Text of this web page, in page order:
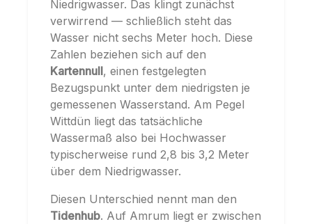
Niedrigwasser. Das klingt zunächst
verwirrend — schließlich steht das
Wasser nicht sechs Meter hoch. Diese
Zahlen beziehen sich auf den
Kartennull, einen festgelegten
Bezugspunkt unter dem niedrigsten je
gemessenen Wasserstand. Am Pegel
Wittdün liegt das tatsächliche
Wassermaß also bei Hochwasser
typischerweise rund 2,8 bis 3,2 Meter
über dem Niedrigwasser.
Diesen Unterschied nennt man den
Tidenhub. Auf Amrum liegt er zwischen